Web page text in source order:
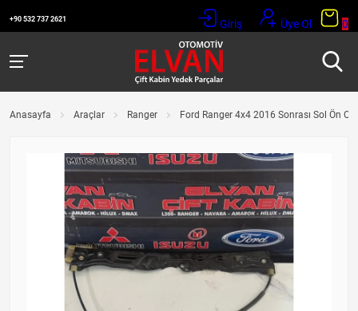
+90 532 737 2621 Giriş Üye Ol 0
Anasayfa Araçlar Ranger Ford Ranger 4x4 2016 Sonrası Sol Ön